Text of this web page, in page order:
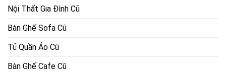
Nội Thất Gia Đình Cũ
Bàn Ghế Sofa Cũ
Tủ Quần Áo Cũ
Bàn Ghế Cafe Cũ